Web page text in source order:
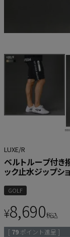
LUXE/R
ベルトループ付き
ック止水ジップシ
GOLF
¥8,690税込
[ 79 ポイント進呈 ]